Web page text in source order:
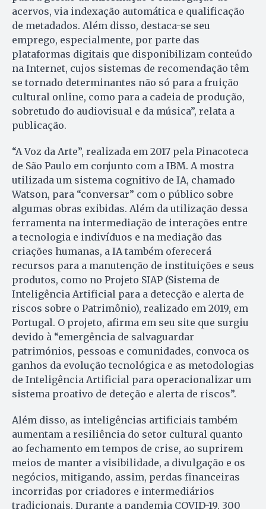
acervos, via indexação automática e qualificação
de metadados. Além disso, destaca-se seu
emprego, especialmente, por parte das
plataformas digitais que disponibilizam conteúdo
na Internet, cujos sistemas de recomendação têm
se tornado determinantes não só para a fruição
cultural online, como para a cadeia de produção,
sobretudo do audiovisual e da música”, relata a
publicação.
“A Voz da Arte”, realizada em 2017 pela Pinacoteca
de São Paulo em conjunto com a IBM. A mostra
utilizada um sistema cognitivo de IA, chamado
Watson, para “conversar” com o público sobre
algumas obras exibidas. Além da utilização dessa
ferramenta na intermediação de interações entre
a tecnologia e indivíduos e na mediação das
criações humanas, a IA também oferecerá
recursos para a manutenção de instituições e seus
produtos, como no Projeto SIAP (Sistema de
Inteligência Artificial para a detecção e alerta de
riscos sobre o Patrimônio), realizado em 2019, em
Portugal. O projeto, afirma em seu site que surgiu
devido à “emergência de salvaguardar
patrimónios, pessoas e comunidades, convoca os
ganhos da evolução tecnológica e as metodologias
de Inteligência Artificial para operacionalizar um
sistema proativo de deteção e alerta de riscos”.
Além disso, as inteligências artificiais também
aumentam a resiliência do setor cultural quanto
ao fechamento em tempos de crise, ao suprirem
meios de manter a visibilidade, a divulgação e os
negócios, mitigando, assim, perdas financeiras
incorridas por criadores e intermediários
tradicionais. Durante a pandemia COVID-19, 300